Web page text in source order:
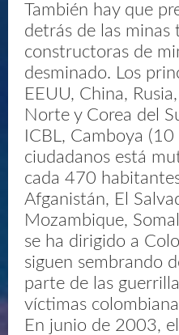
También hay que
detrás de las minas
constructoras de
desminado. Los
EEUU, China,
Norte y Corea del
ICBL, Camboya
ciudadanos está
cada 470
Afganistán, El
Mozambique,
se ha dirigido a
siguen sembrando
parte de las
víctimas
En junio de 2003,